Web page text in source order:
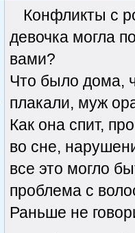
Конфликты с
девочка могла
вами?
Что было дома,
плакали, муж
Как она спит,
во сне,
все это могло
проблема с
Раньше не